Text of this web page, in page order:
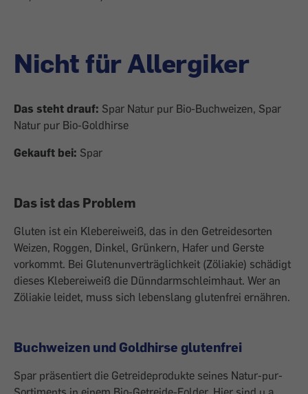
Nicht für Allergiker
Das steht drauf: Spar Natur pur Bio-Buchweizen, Spar
Natur pur Bio-Goldhirse
Gekauft bei: Spar
Das ist das Problem
Gluten ist ein Klebereiweiß, das in den Getreidesorten
Weizen, Roggen, Dinkel, Grünkern, Hafer und Gerste
vorkommt. Bei Glutenunverträglichkeit (Zöliakie) schädigt
dieses Klebereiweiß die Dünndarmschleimhaut. Wer an
Zöliakie leidet, muss sich lebenslang glutenfrei ernähren.
Buchweizen und Goldhirse glutenfrei
Spar präsentiert die Getreideprodukte seines Natur-pur-